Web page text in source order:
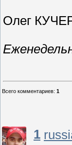
Олег
Всего комментариев: 1
1